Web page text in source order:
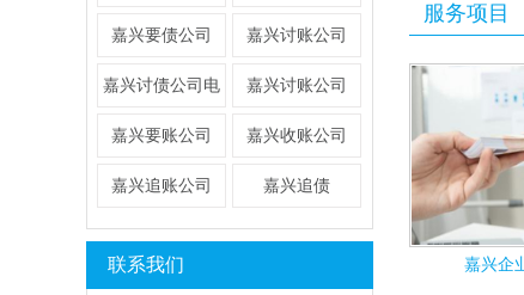
嘉兴要债公司 ​嘉兴讨账公司
​嘉兴讨债公司电
话
嘉兴讨账公司
​嘉兴要账公司 嘉兴收账公司
嘉兴追账公司 嘉兴追债
联系我们
服务项目
嘉兴企